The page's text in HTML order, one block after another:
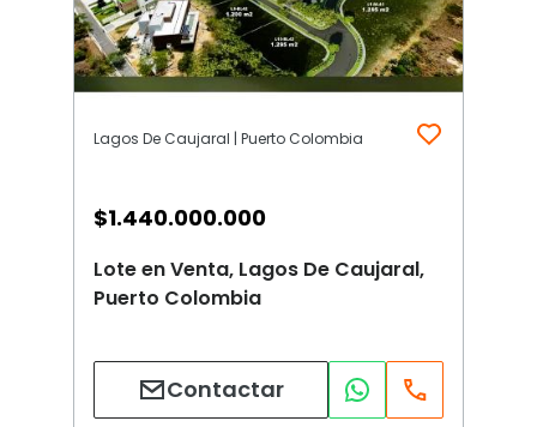
Lagos De Caujaral | Puerto Colombia
$1.440.000.000
Lote en Venta, Lagos De Caujaral,
Puerto Colombia
Contactar